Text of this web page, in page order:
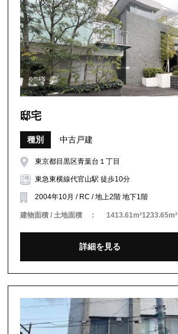
邸宅
種別 中古戸建
東京都目黒区青葉台１丁目
東急東横線代官山駅 徒歩10分
2004年10月 / RC / 地上2階 地下1階
建物面積 / 土地面積 ： 1413.61m²1233.65m²
詳細を見る